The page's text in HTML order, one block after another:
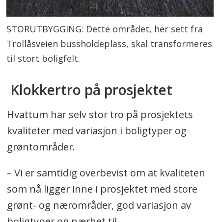
STORUTBYGGING: Dette området, her sett fra
Trollåsveien bussholdeplass, skal transformeres
til stort boligfelt.
Klokkertro på prosjektet
Hvattum har selv stor tro på prosjektets
kvaliteter med variasjon i boligtyper og
grøntområder.
– Vi er samtidig overbevist om at kvaliteten
som nå ligger inne i prosjektet med store
grønt- og nærområder, god variasjon av